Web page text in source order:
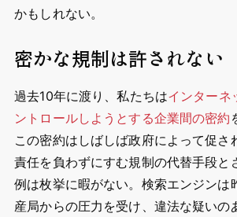
かもしれない。
密かな規制は許されない
過去10年に渡り、私たちはインターネ
ントロールしようとする企業間の密約
この密約はしばしば政府によって促さ
責任を負わずにすむ規制の代替手段と
例は枚挙に暇がない。検索エンジンは
産局からの圧力を受け、違法な疑いの